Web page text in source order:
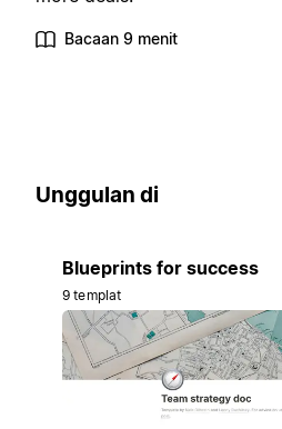
Bacaan 9 menit
Unggulan di
Blueprints for success
9 templat